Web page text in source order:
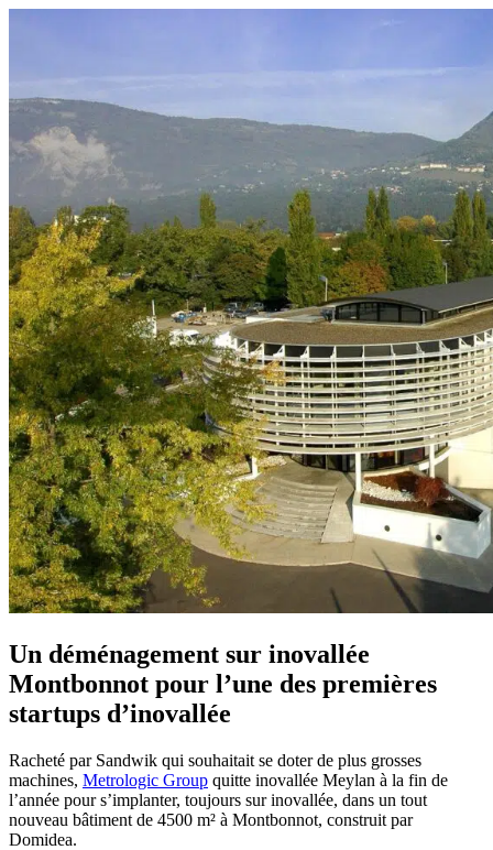
Un déménagement sur inovallée
Montbonnot pour l’une des premières
startups d’inovallée
Racheté par Sandwik qui souhaitait se doter de plus grosses
machines, Metrologic Group quitte inovallée Meylan à la fin de
l’année pour s’implanter, toujours sur inovallée, dans un tout
nouveau bâtiment de 4500 m² à Montbonnot, construit par
Domidea.